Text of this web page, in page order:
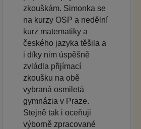
zkouškám. Simonka se
na kurzy OSP a nedělní
kurz matematiky a
českého jazyka těšila a
i díky nim úspěšně
zvládla přijímací
zkoušku na obě
vybraná osmiletá
gymnázia v Praze.
Stejně tak i oceňuji
výborně zpracované